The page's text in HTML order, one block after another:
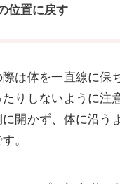
位置に戻す
際は体を一直線に保
りしないように注
開かず、体に沿う
。